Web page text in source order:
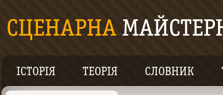
ІСТОРІЯ ТЕОРІЯ СЛОВНИК